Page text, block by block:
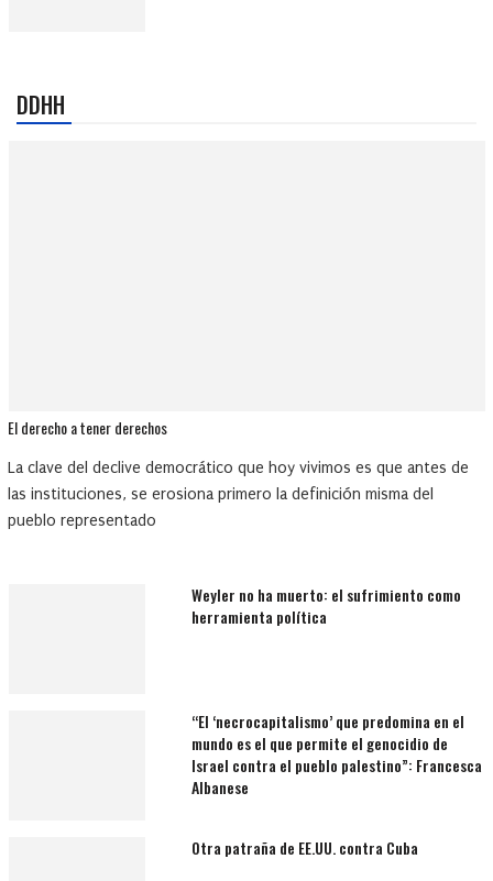
DDHH
El derecho a tener derechos
La clave del declive democrático que hoy vivimos es que antes de
las instituciones, se erosiona primero la definición misma del
pueblo representado
Weyler no ha muerto: el sufrimiento como
herramienta política
“El ‘necrocapitalismo’ que predomina en el
mundo es el que permite el genocidio de
Israel contra el pueblo palestino”: Francesca
Albanese
Otra patraña de EE.UU. contra Cuba